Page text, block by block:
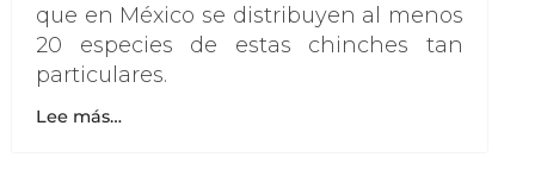
que en México se distribuyen al menos
20 especies de estas chinches tan
particulares.
Lee más…